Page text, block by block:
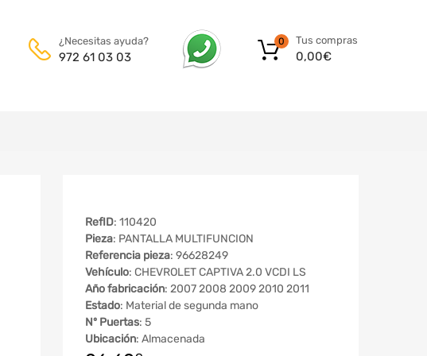
¿Necesitas ayuda?
972 61 03 03
Tus compras
0,00€
0
RefID: 110420
Pieza: PANTALLA MULTIFUNCION
Referencia pieza: 96628249
Vehículo: CHEVROLET CAPTIVA 2.0 VCDI LS
Año fabricación: 2007 2008 2009 2010 2011
Estado: Material de segunda mano
Nº Puertas: 5
Ubicación: Almacenada